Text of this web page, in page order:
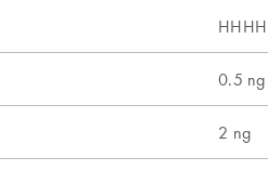
HHHH
0.5 ng
2 ng